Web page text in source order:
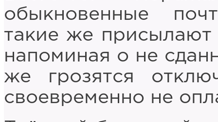
обыкновенные
такие же присылают
напоминая о не
же грозятся
своевременно не